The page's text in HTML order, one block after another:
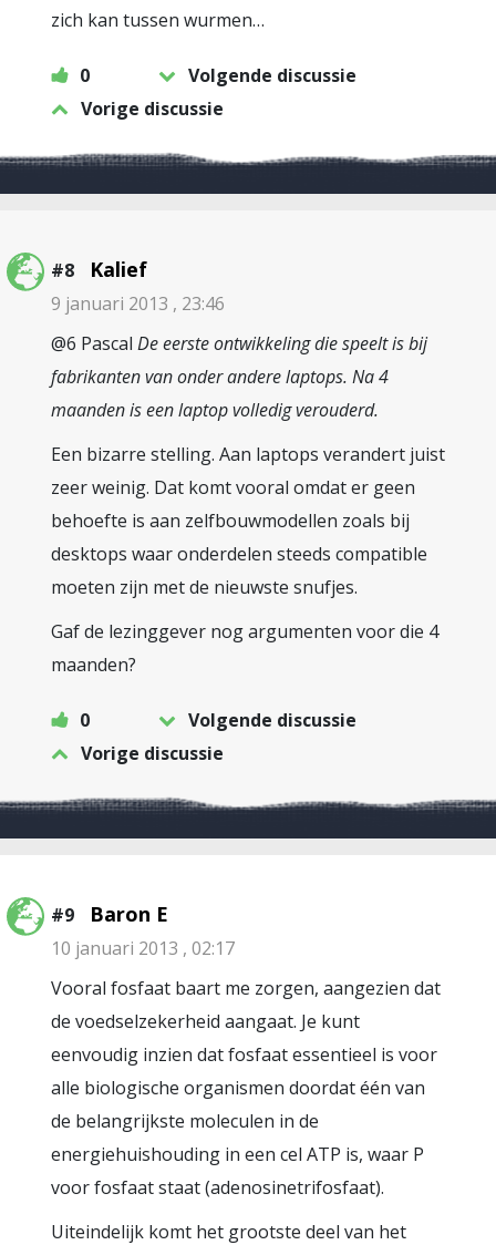
zich kan tussen wurmen…
0
Volgende discussie
Vorige discussie
#8 Kalief
9 januari 2013 , 23:46
@6 Pascal De eerste ontwikkeling die speelt is bij
fabrikanten van onder andere laptops. Na 4
maanden is een laptop volledig verouderd.
Een bizarre stelling. Aan laptops verandert juist
zeer weinig. Dat komt vooral omdat er geen
behoefte is aan zelfbouwmodellen zoals bij
desktops waar onderdelen steeds compatible
moeten zijn met de nieuwste snufjes.
Gaf de lezinggever nog argumenten voor die 4
maanden?
0
Volgende discussie
Vorige discussie
#9 Baron E
10 januari 2013 , 02:17
Vooral fosfaat baart me zorgen, aangezien dat
de voedselzekerheid aangaat. Je kunt
eenvoudig inzien dat fosfaat essentieel is voor
alle biologische organismen doordat één van
de belangrijkste moleculen in de
energiehuishouding in een cel ATP is, waar P
voor fosfaat staat (adenosinetrifosfaat).
Uiteindelijk komt het grootste deel van het